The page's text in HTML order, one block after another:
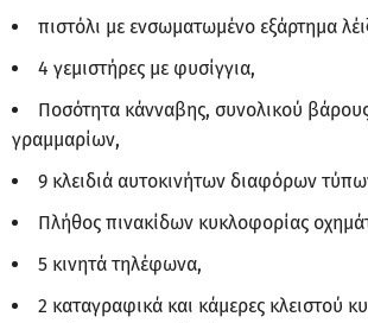
πιστόλι με ενσωματωμένο εξάρτημα
4 γεμιστήρες με φυσίγγια,
Ποσότητα κάνναβης, συνολικού
γραμμαρίων,
9 κλειδιά αυτοκινήτων διαφόρων
Πλήθος πινακίδων κυκλοφορίας
5 κινητά τηλέφωνα,
2 καταγραφικά και κάμερες κλειστού